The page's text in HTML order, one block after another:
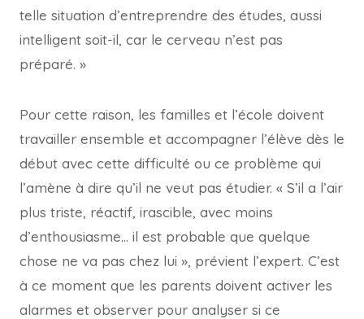
telle situation d’entreprendre des études, aussi
intelligent soit-il, car le cerveau n’est pas
préparé. »
Pour cette raison, les familles et l’école doivent
travailler ensemble et accompagner l’élève dès le
début avec cette difficulté ou ce problème qui
l’amène à dire qu’il ne veut pas étudier. « S’il a l’air
plus triste, réactif, irascible, avec moins
d’enthousiasme… il est probable que quelque
chose ne va pas chez lui », prévient l’expert. C’est
à ce moment que les parents doivent activer les
alarmes et observer pour analyser si ce